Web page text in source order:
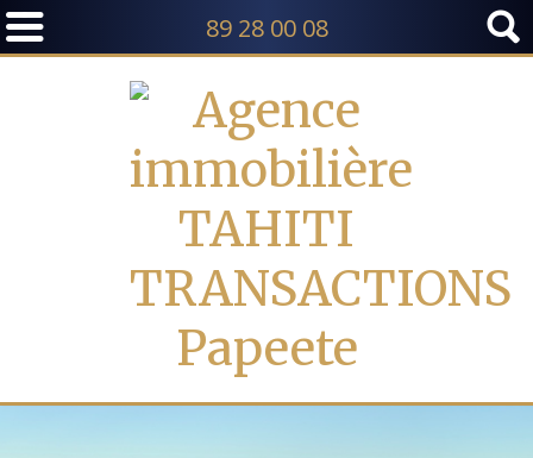
89 28 00 08